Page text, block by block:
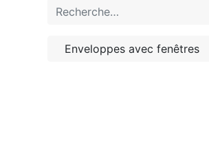
Enveloppes avec fenêtres